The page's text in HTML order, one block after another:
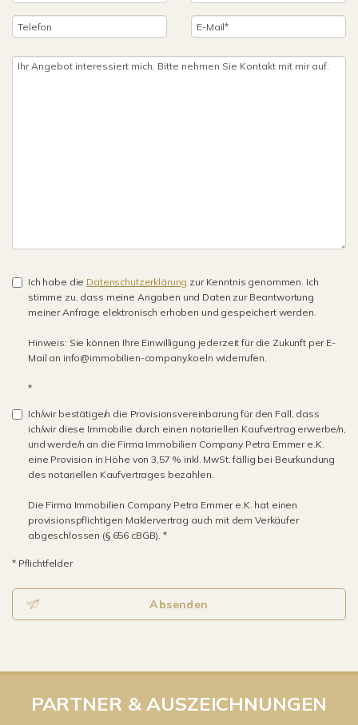
Ich habe die Datenschutzerklärung zur Kenntnis genommen. Ich
stimme zu, dass meine Angaben und Daten zur Beantwortung
meiner Anfrage elektronisch erhoben und gespeichert werden.
Hinweis: Sie können Ihre Einwilligung jederzeit für die Zukunft per E-
Mail an info@immobilien-company.koeln widerrufen.
*
Ich/wir bestätige/n die Provisionsvereinbarung für den Fall, dass
ich/wir diese Immobilie durch einen notariellen Kaufvertrag erwerbe/n,
und werde/n an die Firma Immobilien Company Petra Emmer e.K.
eine Provision in Höhe von 3,57 % inkl. MwSt. fällig bei Beurkundung
des notariellen Kaufvertrages bezahlen.
Die Firma Immobilien Company Petra Emmer e.K. hat einen
provisionspflichtigen Maklervertrag auch mit dem Verkäufer
abgeschlossen (§ 656 cBGB). *
* Pflichtfelder
Absenden
PARTNER & AUSZEICHNUNGEN